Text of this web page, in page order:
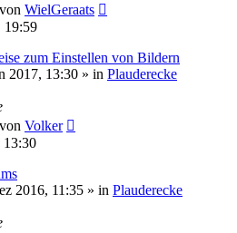
von WielGeraats
19:59
zum Einstellen von Bildern
2017, 13:30 » in Plauderecke
von Volker
13:30
2016, 11:35 » in Plauderecke